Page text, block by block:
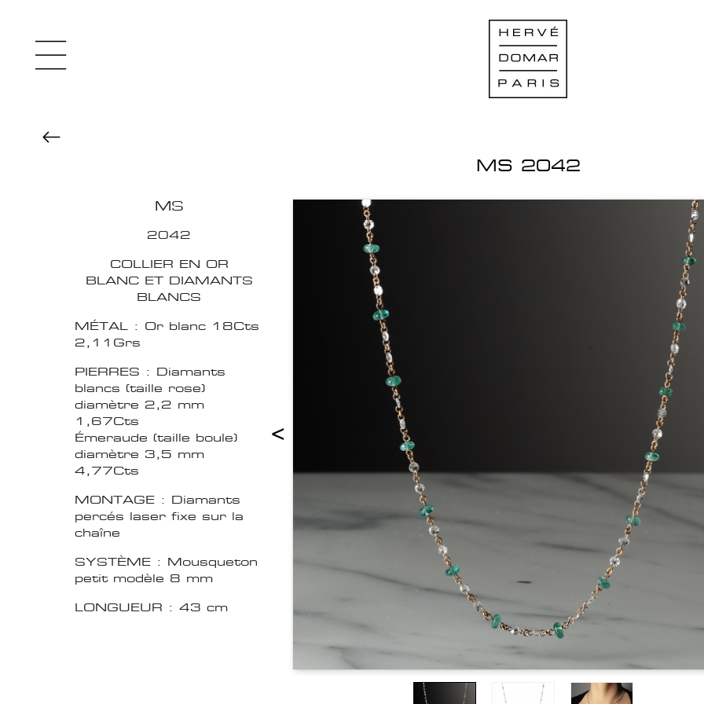
MS 2042
MS
2042
COLLIER EN OR
BLANC ET DIAMANTS
BLANCS
MÉTAL : Or blanc 18Cts
2,11Grs
PIERRES : Diamants
blancs (taille rose)
diamètre 2,2 mm
1,67Cts
Émeraude (taille boule)
diamètre 3,5 mm
4,77Cts
MONTAGE : Diamants
percés laser fixe sur la
chaîne
SYSTÈME : Mousqueton
petit modèle 8 mm
LONGUEUR : 43 cm
<